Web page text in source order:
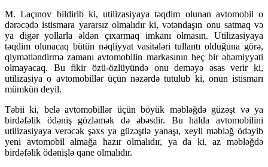
M. Laçınov bildirib ki, utilizasiyaya təqdim olunan avtomobil o
dərəcədə istismara yararsız olmalıdır ki, vətəndaşın onu satmaq və
ya digər yollarla əldən çıxarmaq imkanı olmasın. Utilizasiyaya
təqdim olunacaq bütün nəqliyyat vasitələri tullantı olduğuna görə,
qiymətləndirmə zamanı avtomobilin markasının heç bir əhəmiyyəti
olmayacaq. Bu fikir özü-özlüyündə onu deməyə əsas verir ki,
utilizasiya o avtomobillər üçün nəzərdə tutulub ki, onun istismarı
mümkün deyil.
Təbii ki, belə avtomobillər üçün böyük məbləğdə güzəşt və ya
birdəfəlik ödəniş gözləmək də əbəsdir. Bu halda avtomobilini
utilizasiyaya verəcək şəxs ya güzəştlə yanaşı, xeyli məbləğ ödəyib
yeni avtomobil almağa hazır olmalıdır, ya da ki, az məbləğdə
birdəfəlik ödənişlə qane olmalıdır.